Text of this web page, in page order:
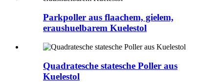
Parkpoller aus flaachem, gielem,
eraushuelbarem Kuelestol
Quadratesche statesche Poller aus
Kuelestol